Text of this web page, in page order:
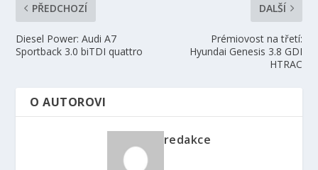
PŘEDCHOZÍ
Diesel Power: Audi A7
Sportback 3.0 biTDI quattro
DALŠÍ
Prémiovost na třetí:
Hyundai Genesis 3.8 GDI
HTRAC
O AUTOROVI
redakce